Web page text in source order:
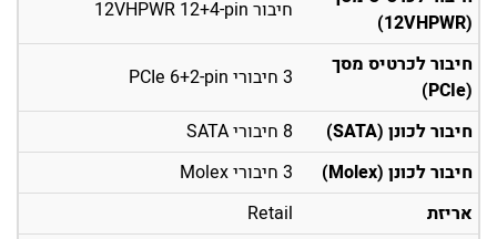
(12VHPWR)
חיבור 12VHPWR 12+4-pin
חיבור לכרטיס מסך
(PCIe)
3 חיבורי PCIe 6+2-pin
חיבור לכונן (SATA)
8 חיבורי SATA
חיבור לכונן (Molex)
3 חיבורי Molex
אריזת
Retail